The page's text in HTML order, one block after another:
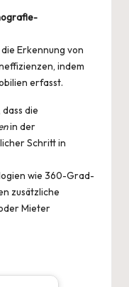
Erkennung von
indem
erfasst.
die
in der
Schritt in
wie 360-Grad-
zusätzliche
Mieter